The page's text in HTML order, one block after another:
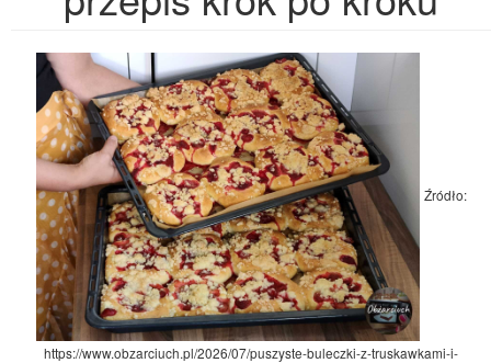
Źródło:
https://www.obzarciuch.pl/2026/07/puszyste-buleczki-z-truskawkami-i-